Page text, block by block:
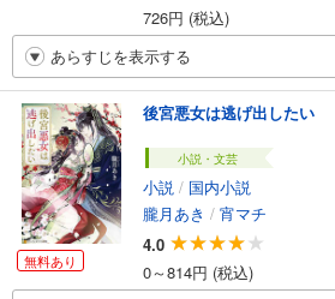
726円 (税込)
あらすじを表示する
無料あり
後宮悪女は逃げ出したい
小説・文芸
小説 / 国内小説
朧月あき / 宵マチ
4.0
0～814円 (税込)